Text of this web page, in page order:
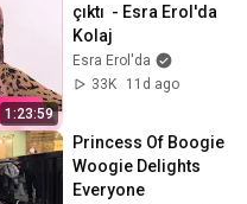
1:23:59
çıktı  - Esra Erol'da
Kolaj
Esra Erol'da
33K
11d ago
Princess Of Boogie
Woogie Delights
Everyone